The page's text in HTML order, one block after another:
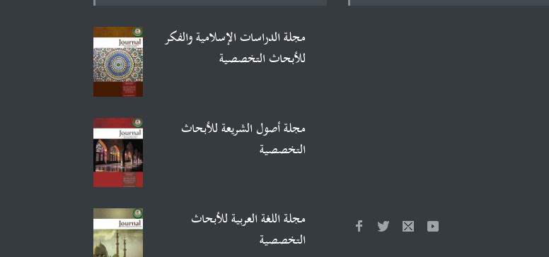
مجلة الدراسات الإسلامية والفكر
للأبحاث التخصصية
مجلة أصول الشريعة للأبحاث
التخصصية
مجلة اللغة العربية للأبحاث
التخصصية